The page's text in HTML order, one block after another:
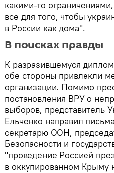
какими-то
все для того, чтобы
в России как дома".
В поисках правды
К разразившемуся
обе стороны привлекли
организации. Помимо
постановления ВРУ о
выборов, представитель
Ельченко направил
секретарю ООН,
Безопасности и
"проведение Россией
в оккупированном Крыму